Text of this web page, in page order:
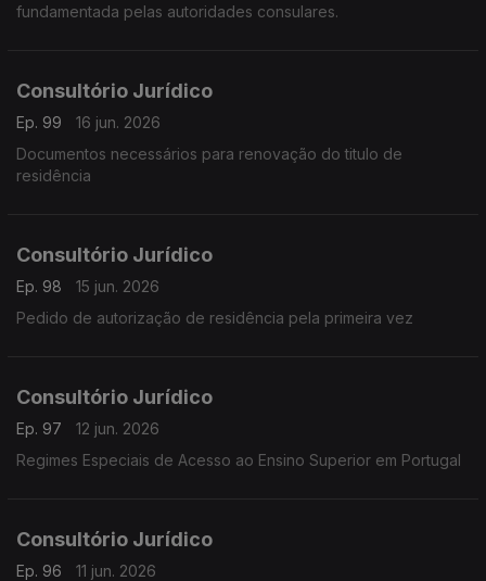
fundamentada pelas autoridades consulares.
Consultório Jurídico
Ep. 99
16 jun. 2026
Documentos necessários para renovação do titulo de
residência
Consultório Jurídico
Ep. 98
15 jun. 2026
Pedido de autorização de residência pela primeira vez
Consultório Jurídico
Ep. 97
12 jun. 2026
Regimes Especiais de Acesso ao Ensino Superior em Portugal
Consultório Jurídico
Ep. 96
11 jun. 2026